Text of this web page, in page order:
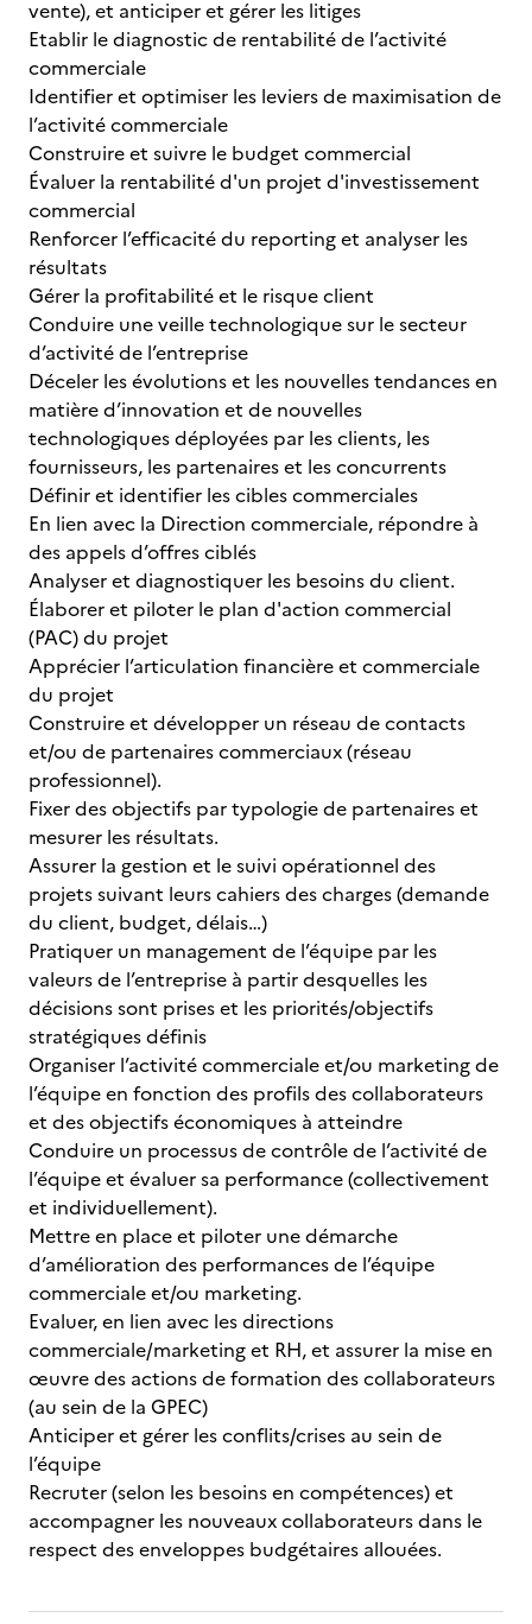
vente), et anticiper et gérer les litiges
Etablir le diagnostic de rentabilité de l’activité
commerciale
Identifier et optimiser les leviers de maximisation de
l’activité commerciale
Construire et suivre le budget commercial
Évaluer la rentabilité d'un projet d'investissement
commercial
Renforcer l’efficacité du reporting et analyser les
résultats
Gérer la profitabilité et le risque client
Conduire une veille technologique sur le secteur
d’activité de l’entreprise
Déceler les évolutions et les nouvelles tendances en
matière d’innovation et de nouvelles
technologiques déployées par les clients, les
fournisseurs, les partenaires et les concurrents
Définir et identifier les cibles commerciales
En lien avec la Direction commerciale, répondre à
des appels d’offres ciblés
Analyser et diagnostiquer les besoins du client.
Élaborer et piloter le plan d'action commercial
(PAC) du projet
Apprécier l’articulation financière et commerciale
du projet
Construire et développer un réseau de contacts
et/ou de partenaires commerciaux (réseau
professionnel).
Fixer des objectifs par typologie de partenaires et
mesurer les résultats.
Assurer la gestion et le suivi opérationnel des
projets suivant leurs cahiers des charges (demande
du client, budget, délais…)
Pratiquer un management de l’équipe par les
valeurs de l’entreprise à partir desquelles les
décisions sont prises et les priorités/objectifs
stratégiques définis
Organiser l’activité commerciale et/ou marketing de
l’équipe en fonction des profils des collaborateurs
et des objectifs économiques à atteindre
Conduire un processus de contrôle de l’activité de
l’équipe et évaluer sa performance (collectivement
et individuellement).
Mettre en place et piloter une démarche
d’amélioration des performances de l’équipe
commerciale et/ou marketing.
Evaluer, en lien avec les directions
commerciale/marketing et RH, et assurer la mise en
œuvre des actions de formation des collaborateurs
(au sein de la GPEC)
Anticiper et gérer les conflits/crises au sein de
l’équipe
Recruter (selon les besoins en compétences) et
accompagner les nouveaux collaborateurs dans le
respect des enveloppes budgétaires allouées.